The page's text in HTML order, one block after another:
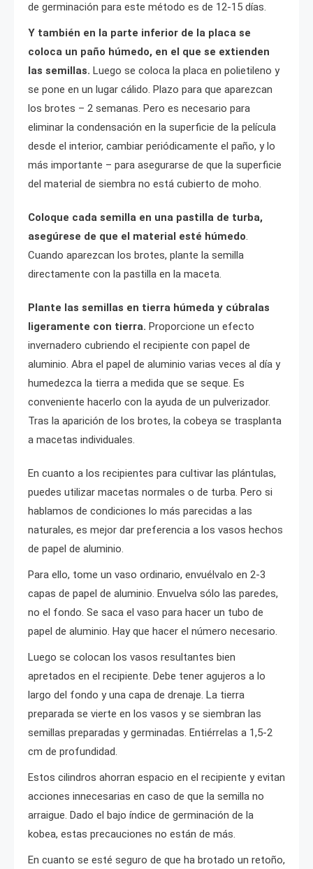
de germinación para este método es de 12-15 días.
Y también en la parte inferior de la placa se
coloca un paño húmedo, en el que se extienden
las semillas. Luego se coloca la placa en polietileno y
se pone en un lugar cálido. Plazo para que aparezcan
los brotes – 2 semanas. Pero es necesario para
eliminar la condensación en la superficie de la película
desde el interior, cambiar periódicamente el paño, y lo
más importante – para asegurarse de que la superficie
del material de siembra no está cubierto de moho.
Coloque cada semilla en una pastilla de turba,
asegúrese de que el material esté húmedo.
Cuando aparezcan los brotes, plante la semilla
directamente con la pastilla en la maceta.
Plante las semillas en tierra húmeda y cúbralas
ligeramente con tierra. Proporcione un efecto
invernadero cubriendo el recipiente con papel de
aluminio. Abra el papel de aluminio varias veces al día y
humedezca la tierra a medida que se seque. Es
conveniente hacerlo con la ayuda de un pulverizador.
Tras la aparición de los brotes, la cobeya se trasplanta
a macetas individuales.
En cuanto a los recipientes para cultivar las plántulas,
puedes utilizar macetas normales o de turba. Pero si
hablamos de condiciones lo más parecidas a las
naturales, es mejor dar preferencia a los vasos hechos
de papel de aluminio.
Para ello, tome un vaso ordinario, envuélvalo en 2-3
capas de papel de aluminio. Envuelva sólo las paredes,
no el fondo. Se saca el vaso para hacer un tubo de
papel de aluminio. Hay que hacer el número necesario.
Luego se colocan los vasos resultantes bien
apretados en el recipiente. Debe tener agujeros a lo
largo del fondo y una capa de drenaje. La tierra
preparada se vierte en los vasos y se siembran las
semillas preparadas y germinadas. Entiérrelas a 1,5-2
cm de profundidad.
Estos cilindros ahorran espacio en el recipiente y evitan
acciones innecesarias en caso de que la semilla no
arraigue. Dado el bajo índice de germinación de la
kobea, estas precauciones no están de más.
En cuanto se esté seguro de que ha brotado un retoño,